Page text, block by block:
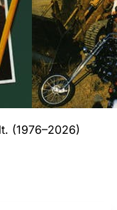
(1976–2026)